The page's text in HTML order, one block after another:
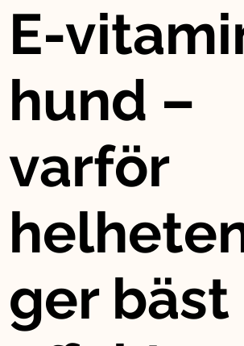
E-
hund –
varför
ger bäst